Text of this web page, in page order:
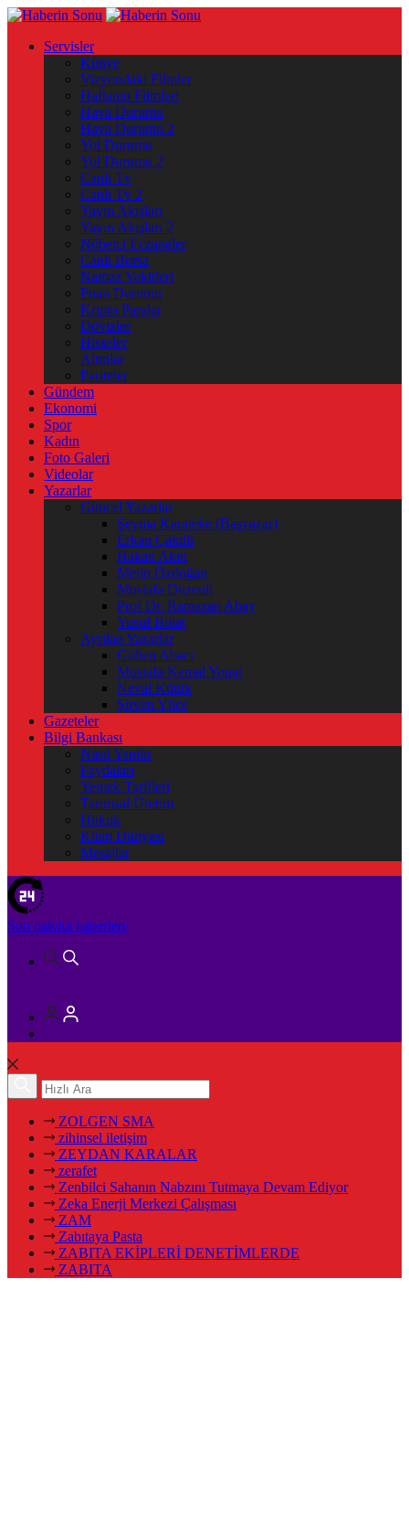
Servisler
Künye
Vizyondaki Filmler
Haftanin Filmleri
Hava Durumu
Hava Durumu 2
Yol Durumu
Yol Durumu 2
Canlı Tv
Canlı Tv 2
Yayın Akışları
Yayın Akışları 2
Nöbetçi Eczaneler
Canlı Borsa
Namaz Vakitleri
Puan Durumu
Kripto Paralar
Dövizler
Hisseler
Altınlar
Pariteler
Gündem
Ekonomi
Spor
Kadın
Foto Galeri
Videolar
Yazarlar
Güncel Yazarlar
Şeyma Karateke (Başyazar)
Erkan Çakıllı
Hakan Akın
Metin Özdoğan
Mustafa Düzenli
Prof Dr. Ramazan Abay
Yusuf Bolat
Ayrılan Yazarlar
Gülten Abacı
Mustafa Kemal Yonat
Neval Kütük
Şirvan Yüce
Gazeteler
Bilgi Bankası
Nasıl Yapılır
Faydaları
Yemek Tarifleri
Tarımsal Üretim
Hukuk
Kitap Dünyası
Mesajlar
Son dakika haberleri
ZOLGEN SMA
zihinsel iletişim
ZEYDAN KARALAR
zerafet
Zenbilci Sahanın Nabzını Tutmaya Devam Ediyor
Zeka Enerji Merkezi Çalışması
ZAM
Zabıtaya Pasta
ZABITA EKİPLERİ DENETİMLERDE
ZABITA